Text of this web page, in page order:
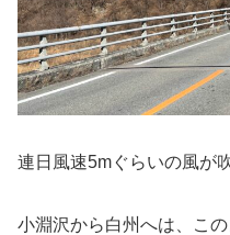
連日風速5mぐらいの風が
小淵沢から白州へは、こ